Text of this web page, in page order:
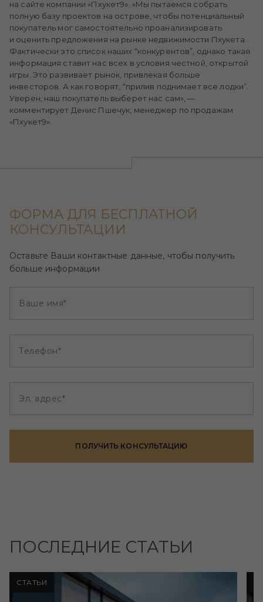
на сайте компании «Пхукет9». «Мы пытаемся собрать
полную базу проектов на острове, чтобы потенциальный
покупатель мог самостоятельно проанализировать
и оценить предложения на рынке недвижимости Пхукета.
Фактически это список наших “конкурентов”, однако такая
информация ставит нас всех в условия честной, открытой
игры. Это развивает рынок, привлекая больше
инвесторов. А как говорят, “прилив поднимает все лодки”.
Уверен, наш покупатель выберет нас сам», —
комментирует Денис Пшечук, менеджер по продажам
«Пхукет9».
ФОРМА ДЛЯ БЕСПЛАТНОЙ
КОНСУЛЬТАЦИИ
Оставьте Ваши контактные данные, чтобы получить
больше информации
Ваше имя*
Телефон*
Эл. адрес*
ПОЛУЧИТЬ КОНСУЛЬТАЦИЮ
ПОСЛЕДНИЕ СТАТЬИ
СТАТЬИ